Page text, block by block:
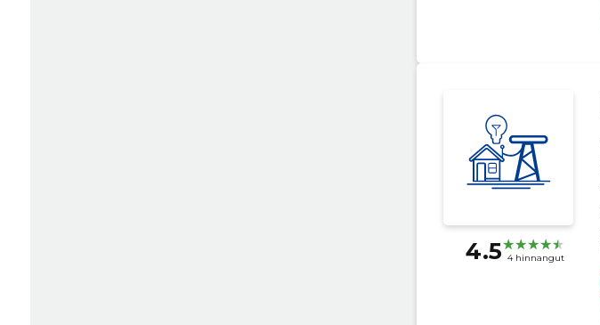
4.5 4 hinnangut